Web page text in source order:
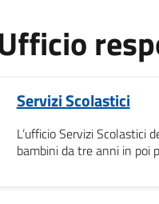
Servizi Scolastici
L’ufficio Servizi Scolastici
bambini da tre anni in poi